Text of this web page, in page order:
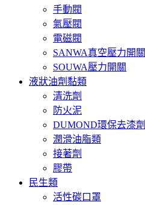
手動閥
氣壓閥
電磁閥
SANWA真空壓力開關
SOUWA壓力開關
液狀油劑黏類
清洗劑
防火泥
DUMOND環保去漆劑
潤滑油脂類
接著劑
膠帶
民生類
活性碳口罩